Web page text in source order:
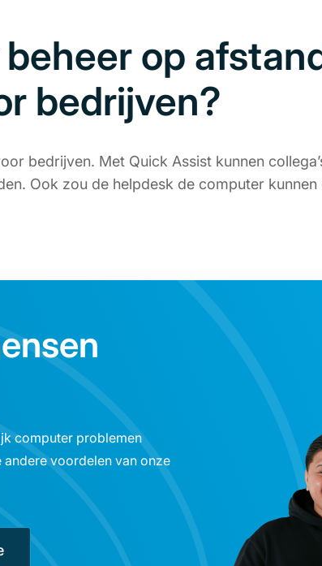
op
bedrijven?
bedrijven. Met Quick Assist kunnen
Ook zou de helpdesk de computer
computer problemen
voordelen van onze